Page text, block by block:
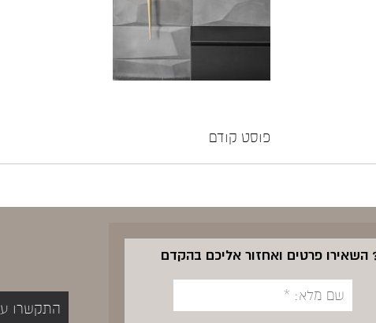
פוסט קודם
השאירו פרטים ואחזור אליכם בהקדם
התקשרו עכשיו